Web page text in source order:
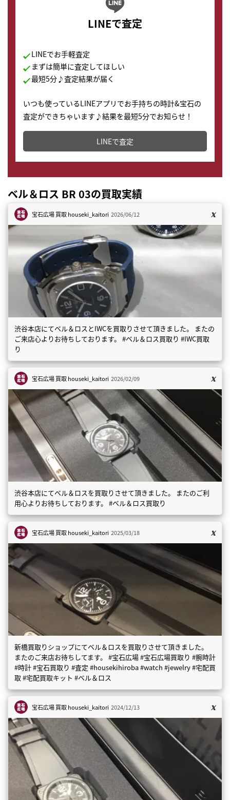
LINEで査定
LINEでお手軽査定
まずは簡単に査定してほしい
最短5分♪査定結果が届く
いつも使っているLINEアプリでお手持ちの時計&宝石の
査定ができちゃいます♪結果を最短5分でお知らせ！
どこからでもすぐに査定金額を知ることが出来ます。
LINEで査定
ベル＆ロス BR 03の買取実績
宝石広場 買取houseki_kaitori 2026/06/12
渋谷本店にてベル＆ロスとIWCを買取りさせて頂きました。 またの
ご来店心よりお待ちしております。 #ベル＆ロス買取り #IWC買取
り
宝石広場 買取houseki_kaitori 2026/02/09
渋谷本店にてベル＆ロスを買取りさせて頂きました。 またのご利
用心よりお待ちしております。 #ベル＆ロス買取り
宝石広場 買取houseki_kaitori 2025/03/18
新橋買取りショップにてベル＆ロスを買取りさせて頂きました。
またのご来店お待ちしてます。 #宝石広場 #宝石広場買取り #腕時計
#時計 #宝石買取り #査定 #housekihiroba #watch #jewelry #宅配買
取 #宅配買取キット #ベル＆ロス
宝石広場 買取houseki_kaitori 2024/12/13